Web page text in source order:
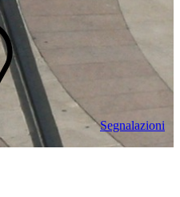
Segnalazioni